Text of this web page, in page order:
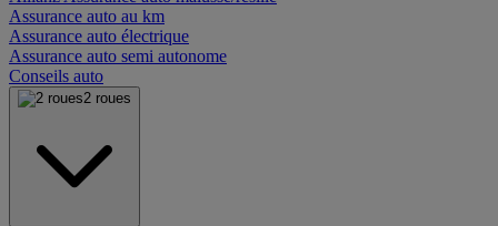
Assurance auto au km
Assurance auto électrique
Assurance auto semi autonome
Conseils auto
2 roues